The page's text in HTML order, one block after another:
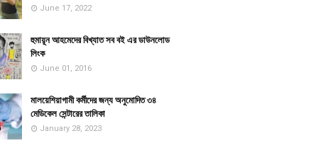
June 17, 2022
হুমায়ূন আহমেদের বিখ্যাত সব বই এর ডাউনলোড
লিংক
June 01, 2016
মালয়েশিয়াগামী কর্মীদের জন্য অনুমোদিত ৩৪
মেডিকেল সেন্টারের তালিকা
January 28, 2023